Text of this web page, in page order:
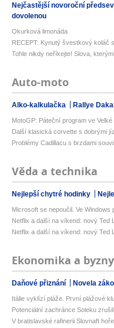
Nejčastější novoroční
dovolenou
Okurková limonáda
RECEPT: Kynutý švestkový koláč
Tohle nikdy neříkejte! Slova,
Auto-moto
Alko-kalkulačka Rallye
MotoGP: Páteční program ve
Další klasická corvette s dobrými
Problémy Cadillacu s brzdami
Věda a technika
Nejlepší chytré hodinky
Microsoft se nepoučil. Ve
Netflix a další na víkend: nový Ted
Netflix a další na víkend: nový Ted
Ekonomika a
Daňové přiznání Novela
Itálie vyklízí pláže. První plážové
Potenciální zachránce Soleku
V bratislavské rafinerii Slovnaft